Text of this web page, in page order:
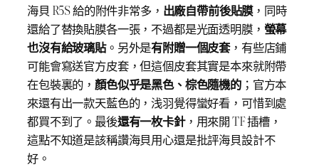
海貝 R5S 給的附件非常多， 出廠自帶前後貼膜，同時
還給了替換貼膜各一張，不過都是光面透明膜， 螢幕
也沒有給玻璃貼。另外是有附贈一個皮套，有些店鋪
可能會寫送官方皮套，但這個皮套其實是本來就附帶
在包裝裏的，顏色似乎是黑色、棕色隨機的；官方本
來還有出一款天藍色的，浅羽覺得蠻好看，可惜到處
都買不到了。最後還有一枚卡針，用來開 TF 插槽，
這點不知道是該稱讚海貝用心還是批評海貝設計不
好。